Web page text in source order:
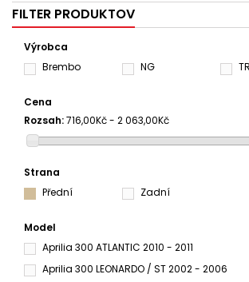
FILTER PRODUKTOV
Výrobca
Brembo
NG
Cena
Rozsah:716,00Kč - 2 063,00Kč
Strana
Přední
Zadní
Model
Aprilia 300 ATLANTIC 2010 - 2011
Aprilia 300 LEONARDO / ST 2002 - 2006